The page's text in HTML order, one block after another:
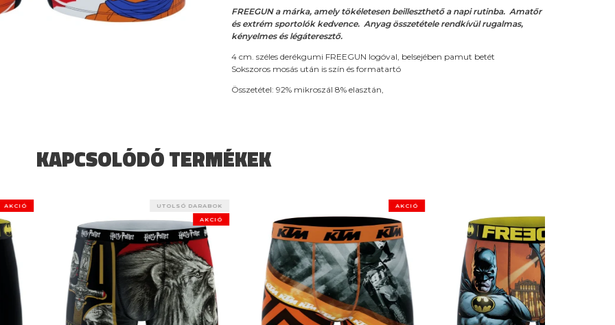
FREEGUN a márka, amely tökéletesen beilleszthető a napi rutinba. Amatőr
és extrém sportolók kedvence. Anyag összetétele rendkívül rugalmas,
kényelmes és légáteresztő.
4 cm. széles derékgumi FREEGUN logóval, belsejében pamut betét
Sokszoros mosás után is szín és formatartó
Összetétel: 92% mikroszál 8% elasztán,
KAPCSOLÓDÓ TERMÉKEK
AKCIÓ